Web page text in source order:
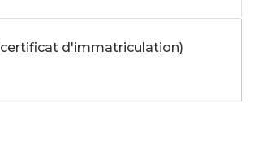
d'immatriculation)